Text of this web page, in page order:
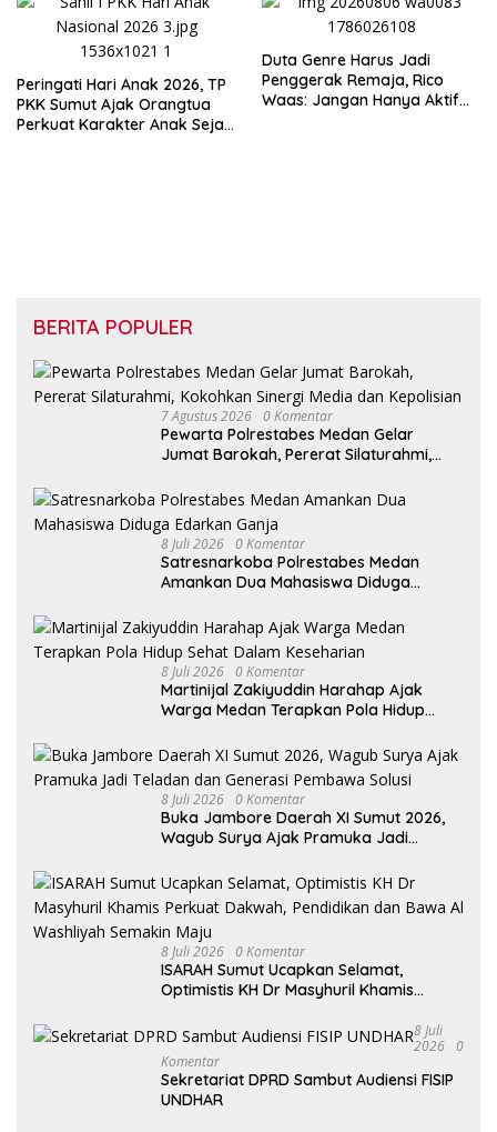
Peringati Hari Anak 2026, TP
PKK Sumut Ajak Orangtua
Perkuat Karakter Anak Sejak
Duta Genre Harus Jadi
Penggerak Remaja, Rico
Waas: Jangan Hanya Aktif
BERITA POPULER
7 Agustus 2026 0 Komentar
Pewarta Polrestabes Medan Gelar
Jumat Barokah, Pererat Silaturahmi,
8 Juli 2026 0 Komentar
Satresnarkoba Polrestabes Medan
Amankan Dua Mahasiswa Diduga
8 Juli 2026 0 Komentar
Martinijal Zakiyuddin Harahap Ajak
Warga Medan Terapkan Pola Hidup
8 Juli 2026 0 Komentar
Buka Jambore Daerah XI Sumut 2026,
Wagub Surya Ajak Pramuka Jadi
8 Juli 2026 0 Komentar
ISARAH Sumut Ucapkan Selamat,
Optimistis KH Dr Masyhuril Khamis
Al Washliyah Semakin Maju
8 Juli
2026 0
Komentar
Sekretariat DPRD Sambut Audiensi FISIP
UNDHAR